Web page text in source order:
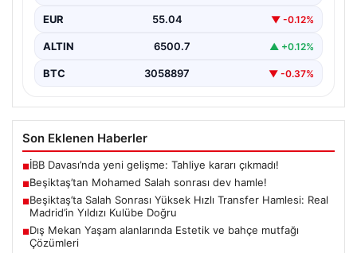
EUR 55.04 ▼ -0.12%
ALTIN 6500.7 ▲ +0.12%
BTC 3058897 ▼ -0.37%
Son Eklenen Haberler
■İBB Davası’nda yeni gelişme: Tahliye kararı çıkmadı!
■Beşiktaş’tan Mohamed Salah sonrası dev hamle!
■Beşiktaş’ta Salah Sonrası Yüksek Hızlı Transfer Hamlesi: Real
Madrid’in Yıldızı Kulübe Doğru
■Dış Mekan Yaşam alanlarında Estetik ve bahçe mutfağı
Çözümleri